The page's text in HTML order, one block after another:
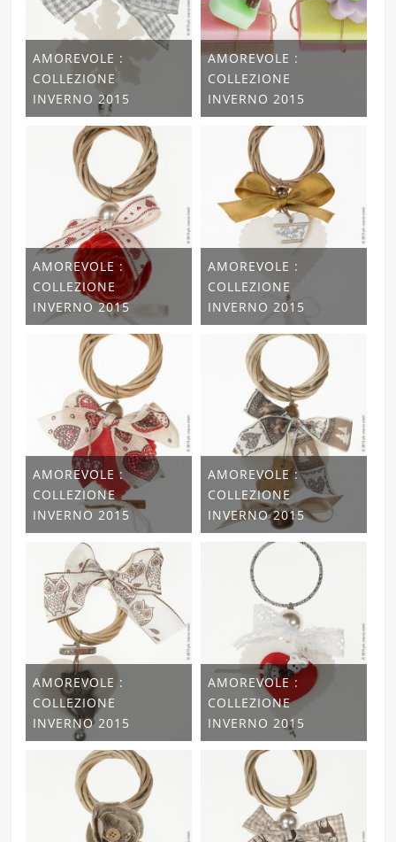
AMOREVOLE :
COLLEZIONE
INVERNO 2015
AMOREVOLE :
COLLEZIONE
INVERNO 2015
AMOREVOLE :
COLLEZIONE
INVERNO 2015
AMOREVOLE :
COLLEZIONE
INVERNO 2015
AMOREVOLE :
COLLEZIONE
INVERNO 2015
AMOREVOLE :
COLLEZIONE
INVERNO 2015
AMOREVOLE :
COLLEZIONE
INVERNO 2015
AMOREVOLE :
COLLEZIONE
INVERNO 2015